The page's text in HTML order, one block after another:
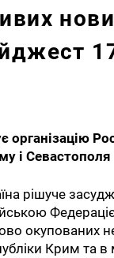
організацію
і Севастополя
рішуче
окупованих
Крим та в